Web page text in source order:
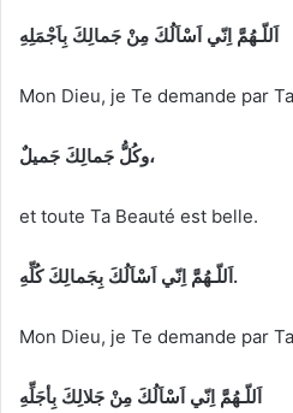
اَللّـهُمَّ اِنّي اَسْاَلُكَ مِنْ جَمالِكَ بِاَجْمَلِهِ
Mon Dieu, je Te demande par
وكُلُّ جَمالِكَ جَميلٌ،
et toute Ta Beauté est belle.
اَللّـهُمَّ اِنّي اَسْاَلُكَ بِجَمالِكَ كُلِّهِ.
Mon Dieu, je Te demande par
اَللّـهُمَّ اِنّي اَسْاَلُكَ مِنْ جَلالِكَ بِأجَلِّهِ